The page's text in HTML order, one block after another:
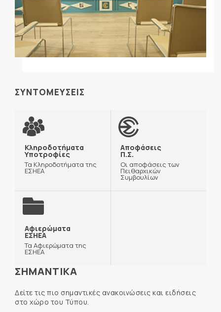
ΣΥΝΤΟΜΕΥΣΕΙΣ
Κληροδοτήματα
Υποτροφίες
Τα Κληροδοτήματα της
ΕΣΗΕΑ
Αποφάσεις
Π.Σ.
Οι αποφάσεις των
Πειθαρχικών
Συμβουλίων
Αφιερώματα
ΕΣΗΕΑ
Τα Αφιερώματα της
ΕΣΗΕΑ
ΣΗΜΑΝΤΙΚΑ
Δείτε τις πιο σημαντικές ανακοινώσεις και ειδήσεις
στο χώρο του Τύπου.